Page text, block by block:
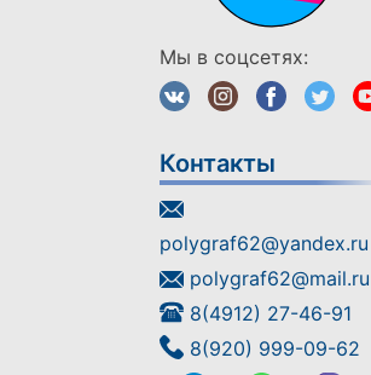
Мы в соцсетях:
Контакты
polygraf62@yandex.ru
polygraf62@mail.ru
8(4912) 27-46-91
8(920) 999-09-62